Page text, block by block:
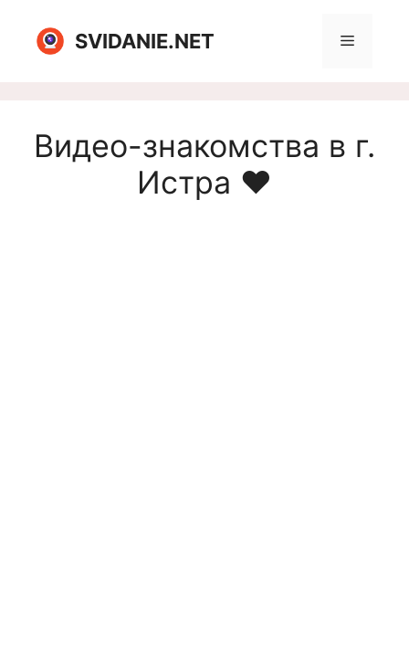
содержимому
SVIDANIE.NET Меню
Видео-знакомства в г.
Истра ❤️